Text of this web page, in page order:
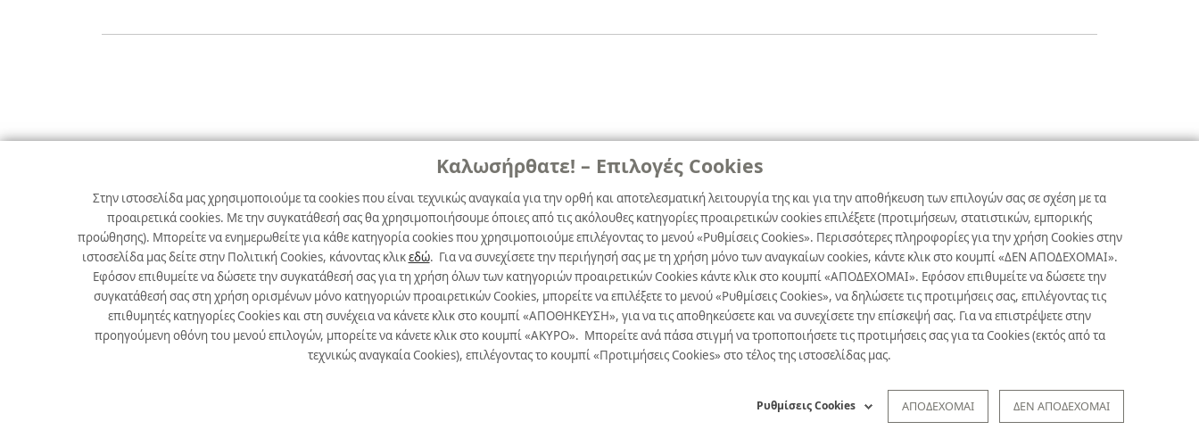
Καλωσήρθατε! – Επιλογές Cookies
Στην ιστοσελίδα μας χρησιμοποιούμε τα cookies που είναι τεχνικώς αναγκαία για την ορθή και αποτελεσματική λειτουργία της και για την αποθήκευση των επιλογών σας σε σχέση με τα
προαιρετικά cookies. Με την συγκατάθεσή σας θα χρησιμοποιήσουμε όποιες από τις ακόλουθες κατηγορίες προαιρετικών cookies επιλέξετε (προτιμήσεων, στατιστικών, εμπορικής
προώθησης). Μπορείτε να ενημερωθείτε για κάθε κατηγορία cookies που χρησιμοποιούμε επιλέγοντας το μενού «Ρυθμίσεις Cookies». Περισσότερες πληροφορίες για την χρήση Cookies στην
ιστοσελίδα μας δείτε στην Πολιτική Cookies, κάνοντας κλικεδώ. Για να συνεχίσετε την περιήγησή σας με τη χρήση μόνο των αναγκαίων cookies, κάντε κλικ στο κουμπί «ΔΕΝ ΑΠΟΔΕΧΟΜΑΙ».
Εφόσον επιθυμείτε να δώσετε την συγκατάθεσή σας για τη χρήση όλων των κατηγοριών προαιρετικών Cookies κάντε κλικ στο κουμπί «ΑΠΟΔΕΧΟΜΑΙ». Εφόσον επιθυμείτε να δώσετε την
συγκατάθεσή σας στη χρήση ορισμένων μόνο κατηγοριών προαιρετικών Cookies, μπορείτε να επιλέξετε το μενού «Ρυθμίσεις Cookies», να δηλώσετε τις προτιμήσεις σας, επιλέγοντας τις
επιθυμητές κατηγορίες Cookies και στη συνέχεια να κάνετε κλικ στο κουμπί «ΑΠΟΘΗΚΕΥΣΗ», για να τις αποθηκεύσετε και να συνεχίσετε την επίσκεψή σας. Για να επιστρέψετε στην
προηγούμενη οθόνη του μενού επιλογών, μπορείτε να κάνετε κλικ στο κουμπί «ΑΚΥΡΟ». Μπορείτε ανά πάσα στιγμή να τροποποιήσετε τις προτιμήσεις σας για τα Cookies (εκτός από τα
τεχνικώς αναγκαία Cookies), επιλέγοντας το κουμπί «Προτιμήσεις Cookies» στο τέλος της ιστοσελίδας μας.
ΔΕΝ ΑΠΟΔΕΧΟΜΑΙ
ΑΠΟΔΕΧΟΜΑΙ
Ρυθμίσεις Cookies
Αρχική
Εταιρεία
Προϊόντα
Επικοινωνία
Νέα
Θέσεις Εργασίας
Χρήσιμα
Όροι χρήσης &
Όροι Xρήσης
Δήλωση Aπορρήτου
Πολιτική Cookies
Προτιμήσεις Cookies
Copyright © Δήλος 2016-2026. All rights reserved